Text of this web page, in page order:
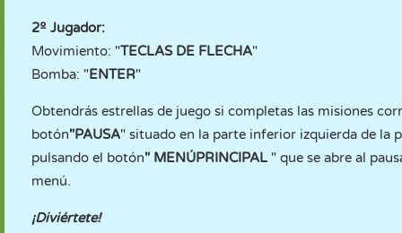
2º Jugador:
Movimiento: "TECLAS DE FLECHA"
Bomba: "ENTER"
Obtendrás estrellas de juego si completas las misiones
botón"PAUSA" situado en la parte inferior izquierda de la
pulsando el botón" MENÚPRINCIPAL " que se abre al
menú.
¡Diviértete!